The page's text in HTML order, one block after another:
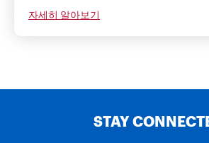
자세히 알아보기
STAY